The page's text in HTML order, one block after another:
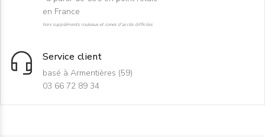
en France
hors suppléments rouleaux et zones d'accès difficiles
Service client
basé à Armentières (59)
03 66 72 89 34